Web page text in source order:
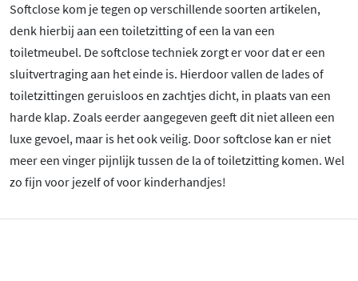
Softclose kom je tegen op verschillende soorten artikelen,
denk hierbij aan een toiletzitting of een la van een
toiletmeubel. De softclose techniek zorgt er voor dat er een
sluitvertraging aan het einde is. Hierdoor vallen de lades of
toiletzittingen geruisloos en zachtjes dicht, in plaats van een
harde klap. Zoals eerder aangegeven geeft dit niet alleen een
luxe gevoel, maar is het ook veilig. Door softclose kan er niet
meer een vinger pijnlijk tussen de la of toiletzitting komen. Wel
zo fijn voor jezelf of voor kinderhandjes!